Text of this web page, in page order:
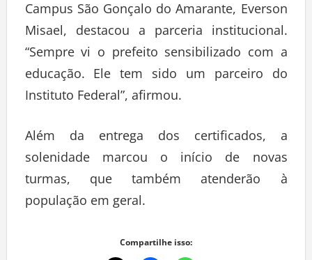
Campus São Gonçalo do Amarante, Everson
Misael, destacou a parceria institucional.
“Sempre vi o prefeito sensibilizado com a
educação. Ele tem sido um parceiro do
Instituto Federal”, afirmou.
Além da entrega dos certificados, a
solenidade marcou o início de novas
turmas, que também atenderão à
população em geral.
Compartilhe isso: